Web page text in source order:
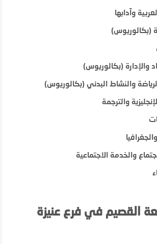
وآدابها
(بكالوريوس)
والإدارة (بكالوريوس)
والنشاط البدني (بكالوريوس)
والترجمة
والخدمة الاجتماعية
القصيم في فرع عنيزة